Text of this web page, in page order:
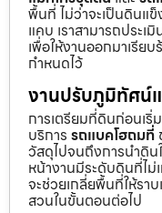
พื้นที่ ไม่ว่าจะเป็นดินแ
แคบ เราสามารถประเ
เพื่อให้งานออกมาเรีย
กำหนดไว้
งานปรับภูมิทัศน์
การเตรียมที่ดินก่อนเ
บริการ รถแบคโฮถมที่
วัสดุไปจนถึงการนำดิน
หน้างานมีระดับดินที่ไม่
จะช่วยเกลี่ยพื้นที่ให้รา
สวนในขั้นตอนต่อไป